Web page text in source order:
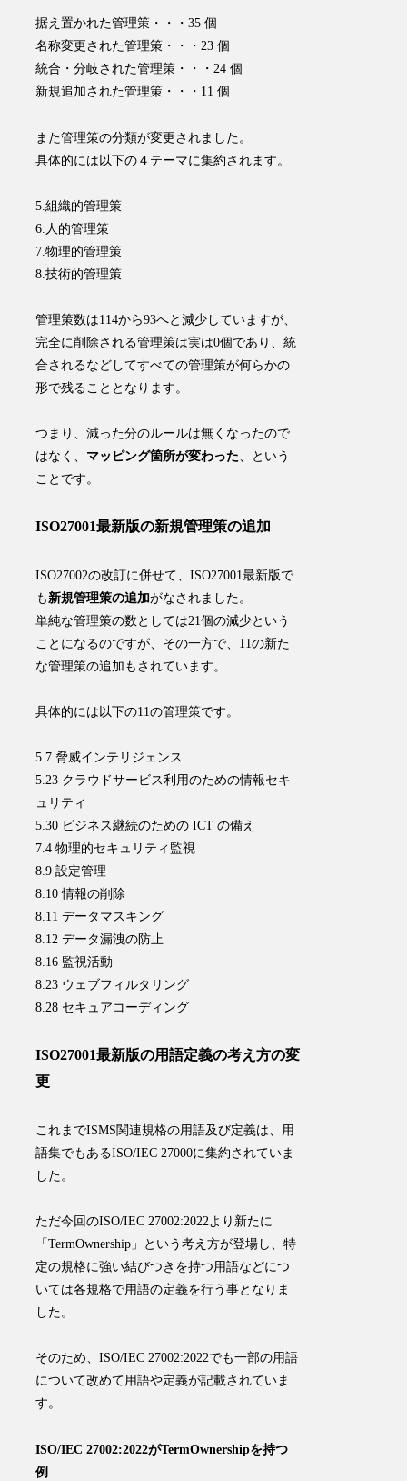
据え置かれた管理策・・・35 個
名称変更された管理策・・・23 個
統合・分岐された管理策・・・24 個
新規追加された管理策・・・11 個
また管理策の分類が変更されました 。
具体的には以下の４テーマに集約されます。
5.組織的管理策
6.人的管理策
7.物理的管理策
8.技術的管理策
管理策数は114から93へと減少していますが、
完全に削除される管理策は実は0個であり、統
合されるなどしてすべての管理策が何らかの
形で残ることとなります。
つまり、減った分のルールは無くなったので
はなく、 マッピング箇所が変わった、という
ことです。
ISO27001最新版の新規管理策の追加
ISO27002の改訂に併せて、ISO27001最新版で
も 新規管理策の追加がなされました。
単純な管理策の数としては21個の減少という
ことになるのですが、その一方で、11の新た
な管理策の追加もされています。
具体的には以下の11の管理策です。
5.7 脅威インテリジェンス
5.23 クラウドサービス利用のための情報セキ
ュリティ
5.30 ビジネス継続のための ICT の備え
7.4 物理的セキュリティ監視
8.9 設定管理
8.10 情報の削除
8.11 データマスキング
8.12 データ漏洩の防止
8.16 監視活動
8.23 ウェブフィルタリング
8.28 セキュアコーディング
ISO27001最新版の用語定義の考え方の変
更
これまでISMS関連規格の用語及び定義は、用
語集でもあるISO/IEC 27000に集約されていま
した。
ただ今回のISO/IEC 27002:2022より新たに
「TermOwnership」という考え方が登場し、特
定の規格に強い結びつきを持つ用語などにつ
いては各規格で用語の定義を行う事となりま
した。
そのため、ISO/IEC 27002:2022でも一部の用語
について改めて用語や定義が記載されていま
す。
ISO/IEC 27002:2022がTermOwnershipを持つ
例